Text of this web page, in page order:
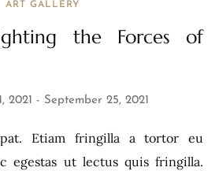
ART GALLERY
the Forces of
2021 September 25, 2021
Etiam fringilla a tortor eu
egestas ut lectus quis fringilla.